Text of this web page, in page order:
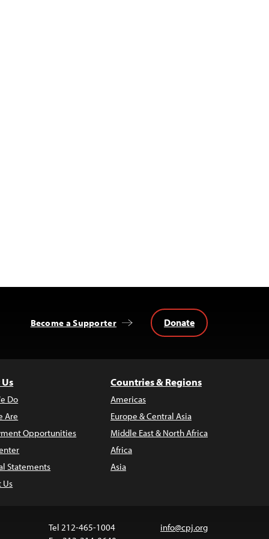
Become a Supporter Donate
Do
Are
Opportunities
Statements
Us
Countries & Regions
Americas
Europe & Central Asia
Middle East & North Africa
Africa
Asia
Tel 212-465-1004
info@cpj.org